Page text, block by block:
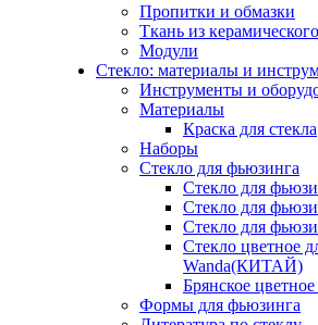
Пропитки и обмазки
Ткань из
Модули
Стекло: материалы и
Инструменты и
Материалы
Краска для стекла
Наборы
Стекло для фьюзинга
Стекло для
Стекло для
Стекло для
Стекло цветное
Wanda(КИТАЙ)
Брянское
Формы для фьюзинга